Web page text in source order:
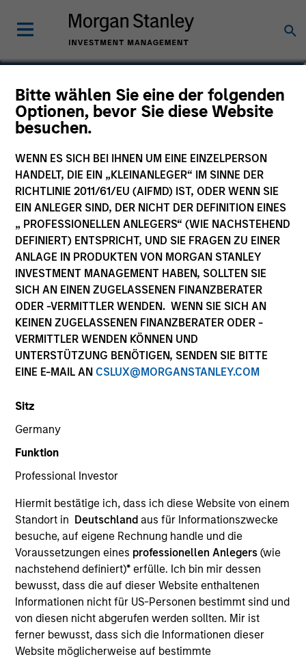
Bitte wählen Sie eine der folgenden
Optionen, bevor Sie diese Website
besuchen.
WENN ES SICH BEI IHNEN UM EINE EINZELPERSON
HANDELT, DIE EIN „KLEINANLEGER“ IM SINNE DER
RICHTLINIE 2011/61/EU (AIFMD) IST, ODER WENN SIE
EIN ANLEGER SIND, DER NICHT DER DEFINITION EINES
„ PROFESSIONELLEN ANLEGERS“ (WIE NACHSTEHEND
DEFINIERT) ENTSPRICHT, UND SIE FRAGEN ZU EINER
ANLAGE IN PRODUKTEN VON MORGAN STANLEY
INVESTMENT MANAGEMENT HABEN, SOLLTEN SIE
SICH AN EINEN ZUGELASSENEN FINANZBERATER
ODER -VERMITTLER WENDEN. WENN SIE SICH AN
KEINEN ZUGELASSENEN FINANZBERATER ODER -
VERMITTLER WENDEN KÖNNEN UND
UNTERSTÜTZUNG BENÖTIGEN, SENDEN SIE BITTE
EINE E-MAIL AN CSLUX@MORGANSTANLEY.COM
Sitz
Germany
Funktion
Professional Investor
Hiermit bestätige ich, dass ich diese Website von einem
Standort in Deutschland aus für Informationszwecke
besuche, auf eigene Rechnung handle und die
Voraussetzungen eines professionellen Anlegers(wie
nachstehend definiert)* erfülle. Ich bin mir dessen
bewusst, dass die auf dieser Website enthaltenen
Informationen nicht für US-Personen bestimmt sind und
von diesen nicht abgerufen werden sollten. Mir ist
ferner bewusst, dass sich die Informationen dieser
Website möglicherweise auf bestimmte
Ryan T. Jordan
Executive Director
17 Years
TEAM
Morgan Stanley Energy Partners
Ryan Jordan is an Executive Director of Morgan
Stanley and is based in New York. Mr. Jordan joined
Morgan Stanley in 2009 as an Analyst in the
Investment Banking Division, working in the firm’s